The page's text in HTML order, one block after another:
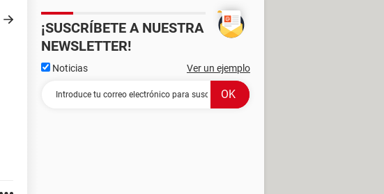
¡SUSCRÍBETE A NUESTRA
NEWSLETTER!
Noticias Ver un ejemplo